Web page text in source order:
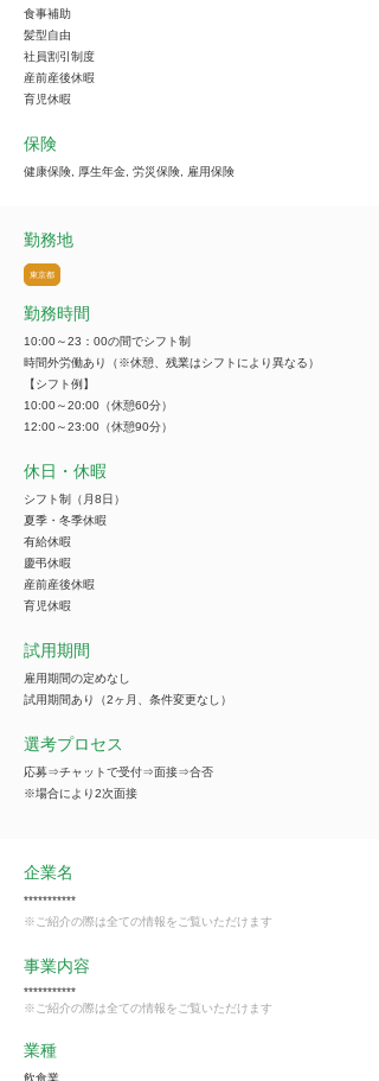
食事補助
髪型自由
社員割引制度
産前産後休暇
育児休暇
保険
健康保険, 厚生年金, 労災保険, 雇用保険
勤務地
東京都
勤務時間
10:00～23：00の間でシフト制
時間外労働あり（※休憩、残業はシフトにより異なる）
【シフト例】
10:00～20:00（休憩60分）
12:00～23:00（休憩90分）
休日・休暇
シフト制（月8日）
夏季・冬季休暇
有給休暇
慶弔休暇
産前産後休暇
育児休暇
試用期間
雇用期間の定めなし
試用期間あり（2ヶ月、条件変更なし）
選考プロセス
応募⇒チャットで受付⇒面接⇒合否
※場合により2次面接
企業名
***********
※ご紹介の際は全ての情報をご覧いただけます
事業内容
***********
※ご紹介の際は全ての情報をご覧いただけます
業種
飲食業